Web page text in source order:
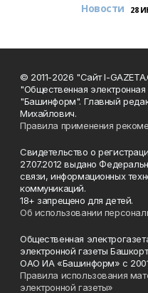
Новости 28
© 2011-2026 "Сайт I-
"Общественная
"Башинформ". Главный
Михайлович.
Правила применения
Свидетельство о
27.07.2012 выдано
связи, информационных
коммуникаций.
18+ запрещено для детей.
Об использовании
Общественная
электронной газеты
ОАО ИА «Башинформ» с
Правила использования
электронной газеты»